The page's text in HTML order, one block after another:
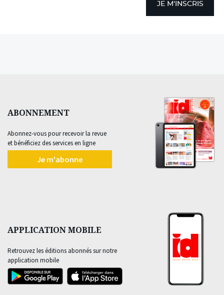
JE M'INSCRIS
ABONNEMENT
Abonnez-vous pour recevoir la revue
et bénéficiez des services en ligne
Je m'abonne
APPLICATION MOBILE
Retrouvez les éditions abonnés sur notre
application mobile